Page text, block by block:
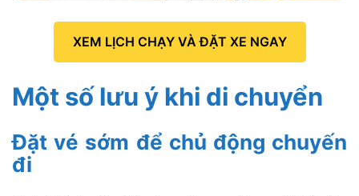
XEM LỊCH CHẠY VÀ ĐẶT XE NGAY
Một số lưu ý khi di chuyển
Đặt vé sớm để chủ động chuyến
đi